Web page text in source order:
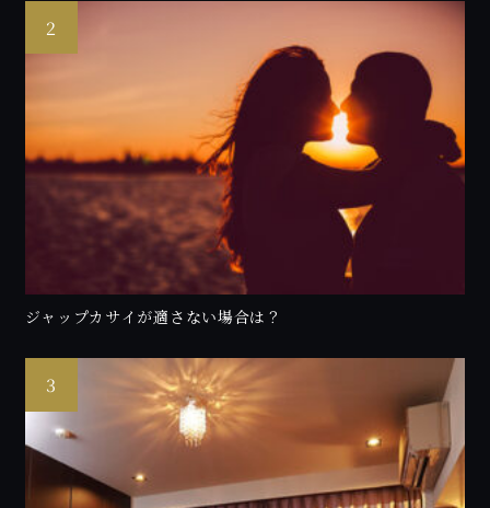
ジャップカサイが適さない場合は？